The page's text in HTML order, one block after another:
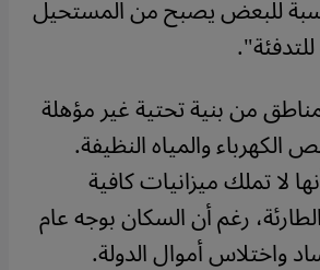
للبعض يصبح من المستحيل
من بنية تحتية غير مؤهلة
الكهرباء والمياه النظيفة.
لا تملك ميزانيات كافية
رغم أن السكان بوجه عام
واختلاس أموال الدولة.